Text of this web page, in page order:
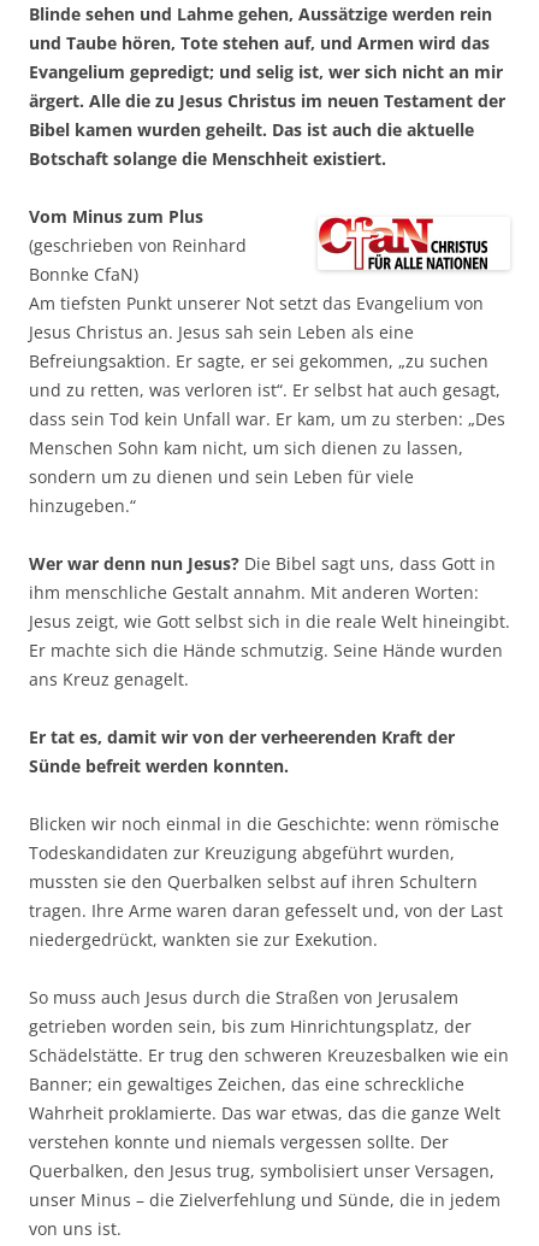
Blinde sehen und Lahme gehen, Aussätzige werden rein
und Taube hören, Tote stehen auf, und Armen wird das
Evangelium gepredigt; und selig ist, wer sich nicht an mir
ärgert. Alle die zu Jesus Christus im neuen Testament der
Bibel kamen wurden geheilt. Das ist auch die aktuelle
Botschaft solange die Menschheit existiert.
Vom Minus zum Plus
(geschrieben von Reinhard
Bonnke CfaN)
Am tiefsten Punkt unserer Not setzt das Evangelium von
Jesus Christus an. Jesus sah sein Leben als eine
Befreiungsaktion. Er sagte, er sei gekommen, „zu suchen
und zu retten, was verloren ist“. Er selbst hat auch gesagt,
dass sein Tod kein Unfall war. Er kam, um zu sterben: „Des
Menschen Sohn kam nicht, um sich dienen zu lassen,
sondern um zu dienen und sein Leben für viele
hinzugeben.“
Wer war denn nun Jesus? Die Bibel sagt uns, dass Gott in
ihm menschliche Gestalt annahm. Mit anderen Worten:
Jesus zeigt, wie Gott selbst sich in die reale Welt hineingibt.
Er machte sich die Hände schmutzig. Seine Hände wurden
ans Kreuz genagelt.
Er tat es, damit wir von der verheerenden Kraft der
Sünde befreit werden konnten.
Blicken wir noch einmal in die Geschichte: wenn römische
Todeskandidaten zur Kreuzigung abgeführt wurden,
mussten sie den Querbalken selbst auf ihren Schultern
tragen. Ihre Arme waren daran gefesselt und, von der Last
niedergedrückt, wankten sie zur Exekution.
So muss auch Jesus durch die Straßen von Jerusalem
getrieben worden sein, bis zum Hinrichtungsplatz, der
Schädelstätte. Er trug den schweren Kreuzesbalken wie ein
Banner; ein gewaltiges Zeichen, das eine schreckliche
Wahrheit proklamierte. Das war etwas, das die ganze Welt
verstehen konnte und niemals vergessen sollte. Der
Querbalken, den Jesus trug, symbolisiert unser Versagen,
unser Minus – die Zielverfehlung und Sünde, die in jedem
von uns ist.